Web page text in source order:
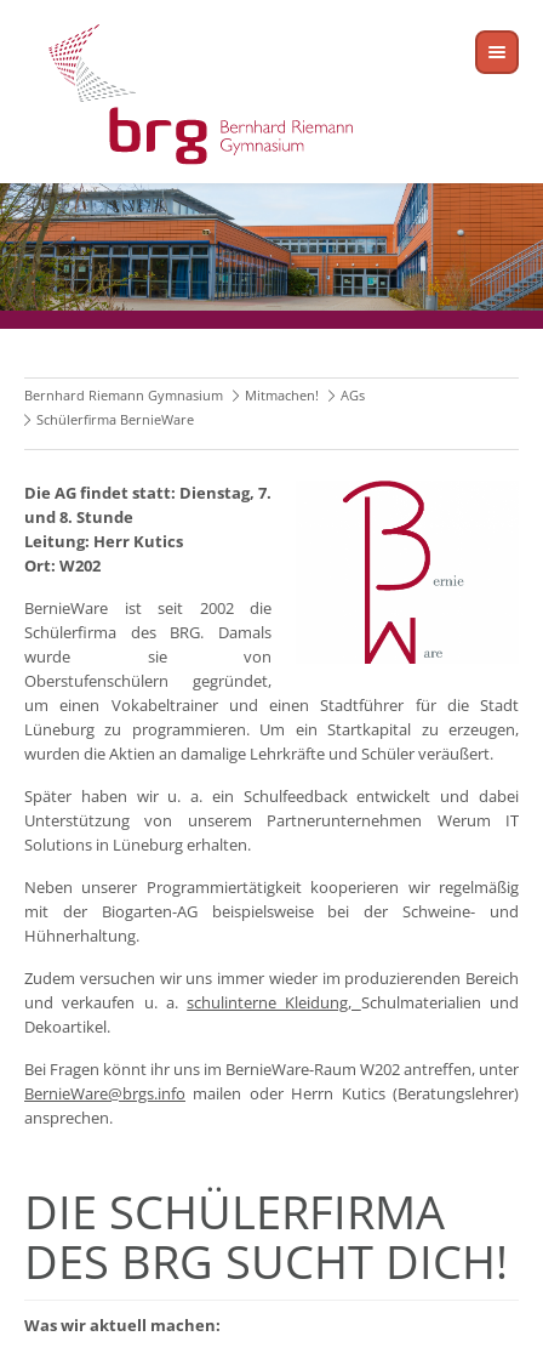
Bernhard Riemann Gymnasium Mitmachen!
AGs
Schülerfirma BernieWare
Die AG findet statt: Dienstag, 7.
und 8. Stunde
Leitung: Herr Kutics
Ort: W202
BernieWare ist seit 2002 die
Schülerfirma des BRG. Damals
wurde sie von
Oberstufenschülern gegründet,
um einen Vokabeltrainer und einen Stadtführer für die Stadt
Lüneburg zu programmieren. Um ein Startkapital zu erzeugen,
wurden die Aktien an damalige Lehrkräfte und Schüler veräußert.
Später haben wir u. a. ein Schulfeedback entwickelt und dabei
Unterstützung von unserem Partnerunternehmen Werum IT
Solutions in Lüneburg erhalten.
Neben unserer Programmiertätigkeit kooperieren wir regelmäßig
mit der Biogarten-AG beispielsweise bei der Schweine- und
Hühnerhaltung.
Zudem versuchen wir uns immer wieder im produzierenden Bereich
und verkaufen u. a.schulinterne Kleidung, Schulmaterialien und
Dekoartikel.
Bei Fragen könnt ihr uns im BernieWare-Raum W202 antreffen, unter
BernieWare@brgs.info mailen oder Herrn Kutics (Beratungslehrer)
ansprechen.
DIE SCHÜLERFIRMA
DES BRG SUCHT DICH!
Was wir aktuell machen: